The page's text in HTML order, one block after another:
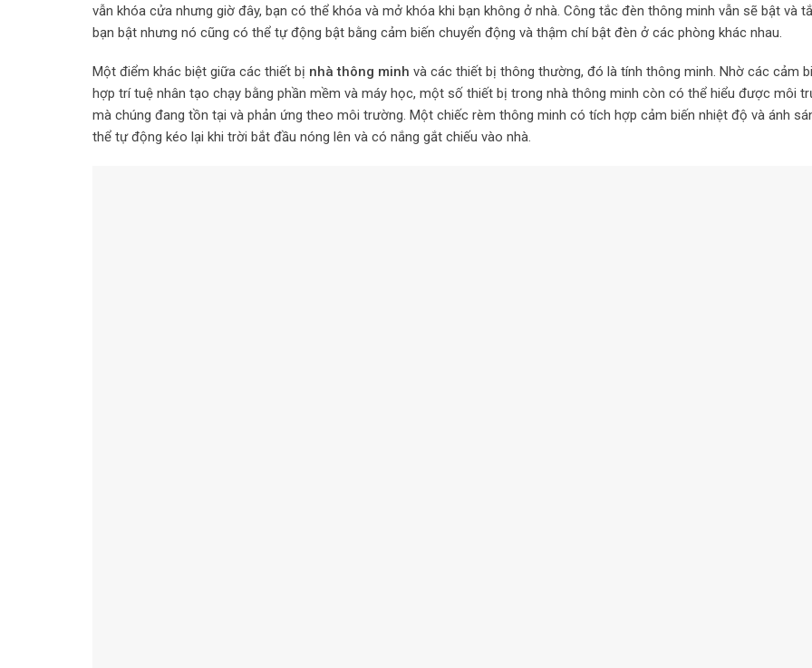
vẫn khóa cửa nhưng giờ đây, bạn có thể khóa và mở khóa khi bạn không ở nhà. Công tắc đèn thông minh vẫn sẽ bật và
bạn bật nhưng nó cũng có thể tự động bật bằng cảm biến chuyển động và thậm chí bật đèn ở các phòng khác nhau.
Một điểm khác biệt giữa các thiết bị nhà thông minh và các thiết bị thông thường, đó là tính thông minh. Nhờ các cảm
hợp trí tuệ nhân tạo chạy bằng phần mềm và máy học, một số thiết bị trong nhà thông minh còn có thể hiểu được môi
mà chúng đang tồn tại và phản ứng theo môi trường. Một chiếc rèm thông minh có tích hợp cảm biến nhiệt độ và ánh
thể tự động kéo lại khi trời bắt đầu nóng lên và có nắng gắt chiếu vào nhà.